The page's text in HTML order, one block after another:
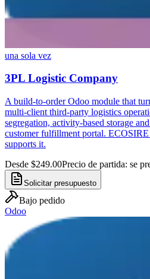
una sola vez
3PL Logistic Company
A build-to-order Odoo module that
multi-client third-party logistics
segregation, activity-based storage
customer fulfillment portal. ECOSIRE
supports it.
Desde $249.00Precio de partida: se
Solicitar presupuesto
Bajo pedido
Odoo